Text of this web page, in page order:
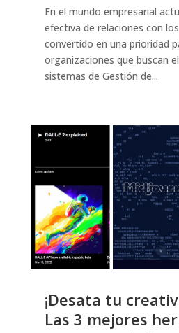
En el mundo empresarial
efectiva de relaciones con
convertido en una prioridad
organizaciones que buscan
sistemas de Gestión de...
¡Desata tu
Las 3 mejores